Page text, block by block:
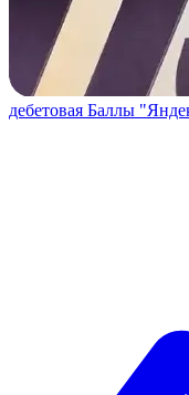
дебетовая Баллы